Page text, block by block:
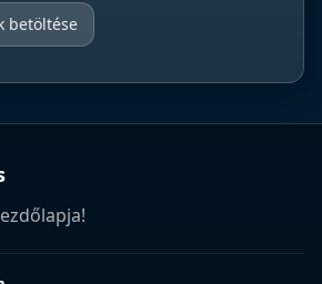
betöltése